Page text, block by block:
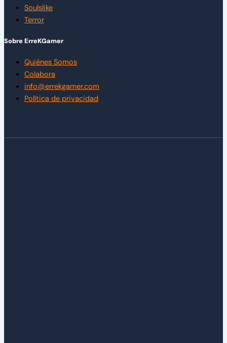
Soulslike
Terror
Sobre ErreKGamer
Quiénes Somos
Colabora
info@errekgamer.com
Política de privacidad